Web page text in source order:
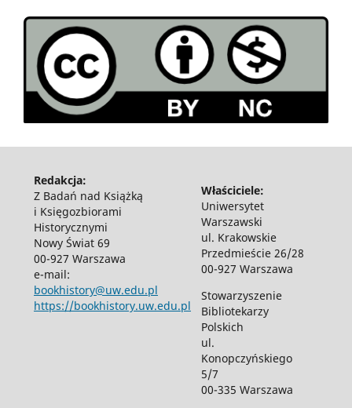
Redakcja:
Z Badań nad Książką
i Księgozbiorami
Historycznymi
Nowy Świat 69
00-927 Warszawa
e-mail:
bookhistory@uw.edu.pl
https://bookhistory.uw.edu.pl
Właściciele:
Uniwersytet
Warszawski
ul. Krakowskie
Przedmieście 26/28
00-927 Warszawa
Stowarzyszenie
Bibliotekarzy
Polskich
ul.
Konopczyńskiego
5/7
00-335 Warszawa